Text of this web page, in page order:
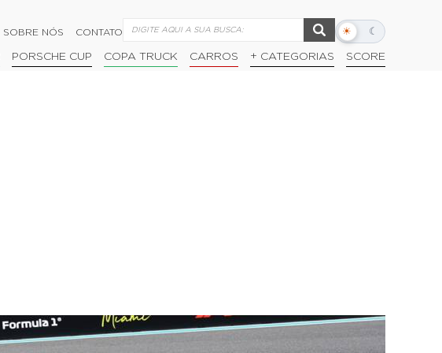
SOBRE NÓS CONTATO ☀ ☾
Alternar
escuro
PORSCHE CUP COPA TRUCK CARROS + CATEGORIAS SCORE